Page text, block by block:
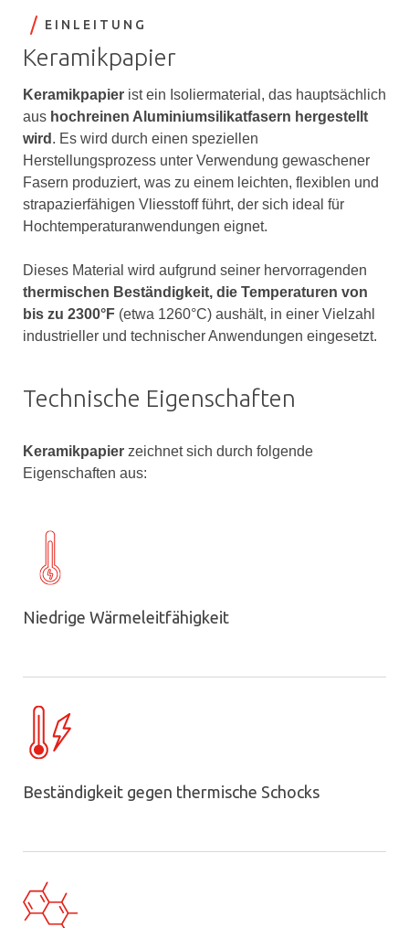
EINLEITUNG
Keramikpapier
Keramikpapier ist ein Isoliermaterial, das hauptsächlich
aus hochreinen Aluminiumsilikatfasern hergestellt
wird . Es wird durch einen speziellen
Herstellungsprozess unter Verwendung gewaschener
Fasern produziert, was zu einem leichten, flexiblen und
strapazierfähigen Vliesstoff führt, der sich ideal für
Hochtemperaturanwendungen eignet.
Dieses Material wird aufgrund seiner hervorragenden
thermischen Beständigkeit, die Temperaturen von
bis zu 2300°F (etwa 1260°C) aushält, in einer Vielzahl
industrieller und technischer Anwendungen eingesetzt.
Technische Eigenschaften
Keramikpapier zeichnet sich durch folgende
Eigenschaften aus:
Niedrige Wärmeleitfähigkeit
Beständigkeit gegen thermische Schocks